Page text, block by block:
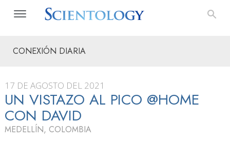
CONEXIÓN DIARIA
17 DE AGOSTO DEL 2021
UN VISTAZO AL PICO @HOME
CON DAVID
MEDELLÍN, COLOMBIA